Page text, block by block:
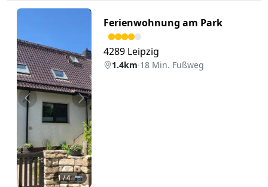
Zurück Weiter
1/ 4 📷
Ferienwohnung am Park
4289 Leipzig
1.4km·18 Min. Fußweg